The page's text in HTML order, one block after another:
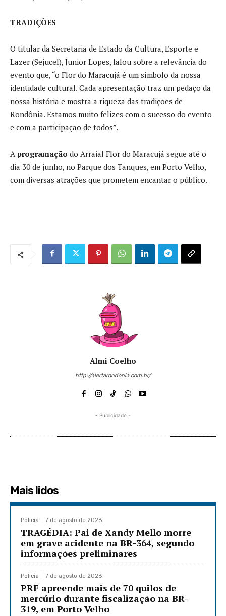
TRADIÇÕES
O titular da Secretaria de Estado da Cultura, Esporte e
Lazer (Sejucel), Junior Lopes, falou sobre a relevância do
evento que, “o Flor do Maracujá é um símbolo da nossa
identidade cultural. Cada apresentação traz um pedaço da
nossa história e mostra a riqueza das tradições de
Rondônia. Estamos muito felizes com o sucesso do evento
e com a participação de todos”.
Aprogramação do Arraial Flor do Maracujá segue até o
dia 30 de junho, no Parque dos Tanques, em Porto Velho,
com diversas atrações que prometem encantar o público.
Almi Coelho
http://alertarondonia.com.br/
- Publicidade -
Mais lidos
Policia 7 de agosto de 2026
TRAGÉDIA: Pai de Xandy Mello morre
em grave acidente na BR-364, segundo
informações preliminares
Policia 7 de agosto de 2026
PRF apreende mais de 70 quilos de
mercúrio durante fiscalização na BR-
319, em Porto Velho